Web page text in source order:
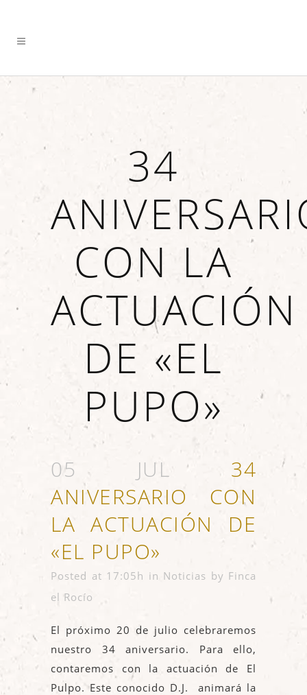
34
CON LA
ACTUACIÓN
DE «EL
PUPO»
05 JUL 34
ANIVERSARIO CON
LA ACTUACIÓN DE
«EL PUPO»
Posted at 17:05h in Noticias by Finca
el Rocío
El próximo 20 de julio celebraremos
nuestro 34 aniversario. Para ello,
contaremos con la actuación de El
Pulpo. Este conocido D.J. animará la